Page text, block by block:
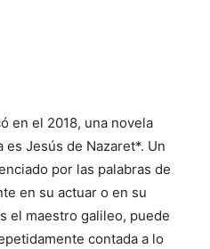
en el 2018, una novela
Jesús de Nazaret*. Un
por las palabras de
en su actuar o en su
el maestro galileo, puede
contada a lo